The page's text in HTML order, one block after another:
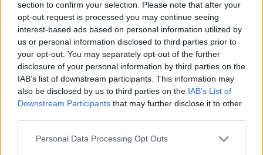
section to confirm your selection. Please note that after your
opt-out request is processed you may continue seeing
interest-based ads based on personal information utilized by
us or personal information disclosed to third parties prior to
your opt-out. You may separately opt-out of the further
disclosure of your personal information by third parties on the
IAB’s list of downstream participants. This information may
also be disclosed by us to third parties on the IAB’s List of
Downstream Participants that may further disclose it to other
Please note that this website/app uses one or more Google
Personal Data Processing Opt Outs
vittime, terrorizzate dai pestaggi e timorose di
eventuali ripercussioni anche per i familiari.
SEGUICI SU TWITTER
Precedente
ROMA Il
procuratore capo
parla dell’omicidio
Successiva
CORONAVIRUS
Turista cinese
ricoverato allo